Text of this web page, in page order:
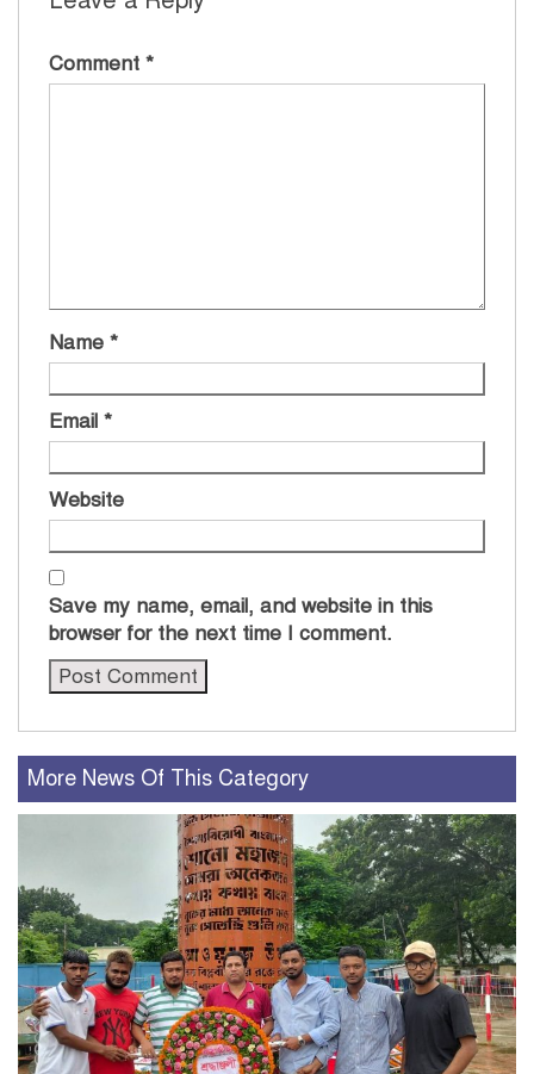
Comment *
Name *
Email *
Website
Save my name, email, and website in this
browser for the next time I comment.
More News Of This Category